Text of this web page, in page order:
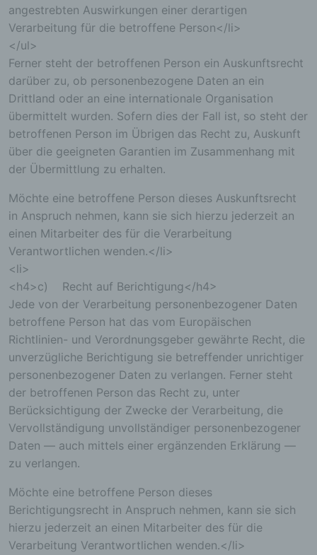
angestrebten Auswirkungen einer derartigen
Verarbeitung für die betroffene Person</li>
</ul>
Ferner steht der betroffenen Person ein Auskunftsrecht
darüber zu, ob personenbezogene Daten an ein
Drittland oder an eine internationale Organisation
übermittelt wurden. Sofern dies der Fall ist, so steht der
betroffenen Person im Übrigen das Recht zu, Auskunft
über die geeigneten Garantien im Zusammenhang mit
der Übermittlung zu erhalten.
Möchte eine betroffene Person dieses Auskunftsrecht
in Anspruch nehmen, kann sie sich hierzu jederzeit an
einen Mitarbeiter des für die Verarbeitung
Verantwortlichen wenden.</li>
<li>
<h4>c) Recht auf Berichtigung</h4>
Jede von der Verarbeitung personenbezogener Daten
betroffene Person hat das vom Europäischen
Richtlinien- und Verordnungsgeber gewährte Recht, die
unverzügliche Berichtigung sie betreffender unrichtiger
personenbezogener Daten zu verlangen. Ferner steht
der betroffenen Person das Recht zu, unter
Berücksichtigung der Zwecke der Verarbeitung, die
Vervollständigung unvollständiger personenbezogener
Daten — auch mittels einer ergänzenden Erklärung —
zu verlangen.
Möchte eine betroffene Person dieses
Berichtigungsrecht in Anspruch nehmen, kann sie sich
hierzu jederzeit an einen Mitarbeiter des für die
Verarbeitung Verantwortlichen wenden.</li>
die Verarbeitung Verantwortlichen erforderlich.
Eine Weitergabe dieser Daten an Dritte erfolgt
grundsätzlich nicht, sofern keine gesetzliche
Pflicht zur Weitergabe besteht oder die Weitergabe
der Strafverfolgung dient.
Die Registrierung der betroffenen Person unter
freiwilliger Angabe personenbezogener Daten
dient dem für die Verarbeitung Verantwortlichen
dazu, der betroffenen Person Inhalte oder
Leistungen anzubieten, die aufgrund der Natur der
Sache nur registrierten Benutzern angeboten
werden können. Registrierten Personen steht die
angegebenen personenbezogenen Daten
jederzeit abzuändern oder vollständig aus dem
Datenbestand des für die Verarbeitung
Verantwortlichen löschen zu lassen.
jeder betroffenen Person jederzeit auf Anfrage
Auskunft darüber, welche personenbezogenen
Daten über die betroffene Person gespeichert sind.
Ferner berichtigt oder löscht der für die
Verarbeitung Verantwortliche personenbezogene
Daten auf Wunsch oder Hinweis der betroffenen
Person, soweit dem keine gesetzlichen
Aufbewahrungspflichten entgegenstehen. Die
Gesamtheit der Mitarbeiter des für die Verarbeitung
Verantwortlichen stehen der betroffenen Person in
diesem Zusammenhang als Ansprechpartner zur
Verfügung.
Kontaktmöglichkeit über die Internetseite
Die Internetseite enthält aufgrund von gesetzlichen
Vorschriften Angaben, die eine schnelle
elektronische Kontaktaufnahme zu unserem
Unternehmen sowie eine unmittelbare
Kommunikation mit uns ermöglichen, was